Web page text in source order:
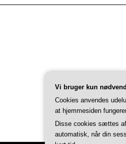
Vi bruger kun
Cookies anvendes
at hjemmesiden
Disse cookies sættes
automatisk, når din